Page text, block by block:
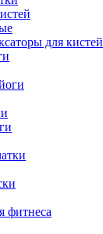
для кистей
фитнеса